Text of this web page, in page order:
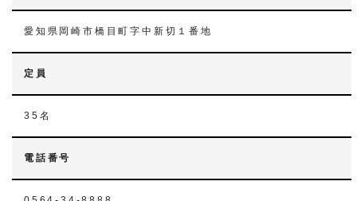
愛知県岡崎市橋目町字中新切１番地
定員
35名
電話番号